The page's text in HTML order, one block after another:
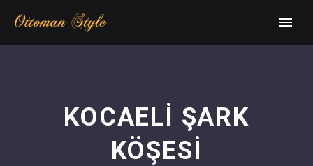
KOCAELI ŞARK
KÖŞESI